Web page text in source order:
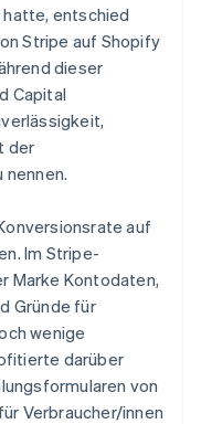
entschied
Stripe auf Shopify
dieser
Capital
der
nennen.
auf
Im Stripe-
Marke Kontodaten,
Gründe für
wenige
darüber
von
Verbraucher/innen